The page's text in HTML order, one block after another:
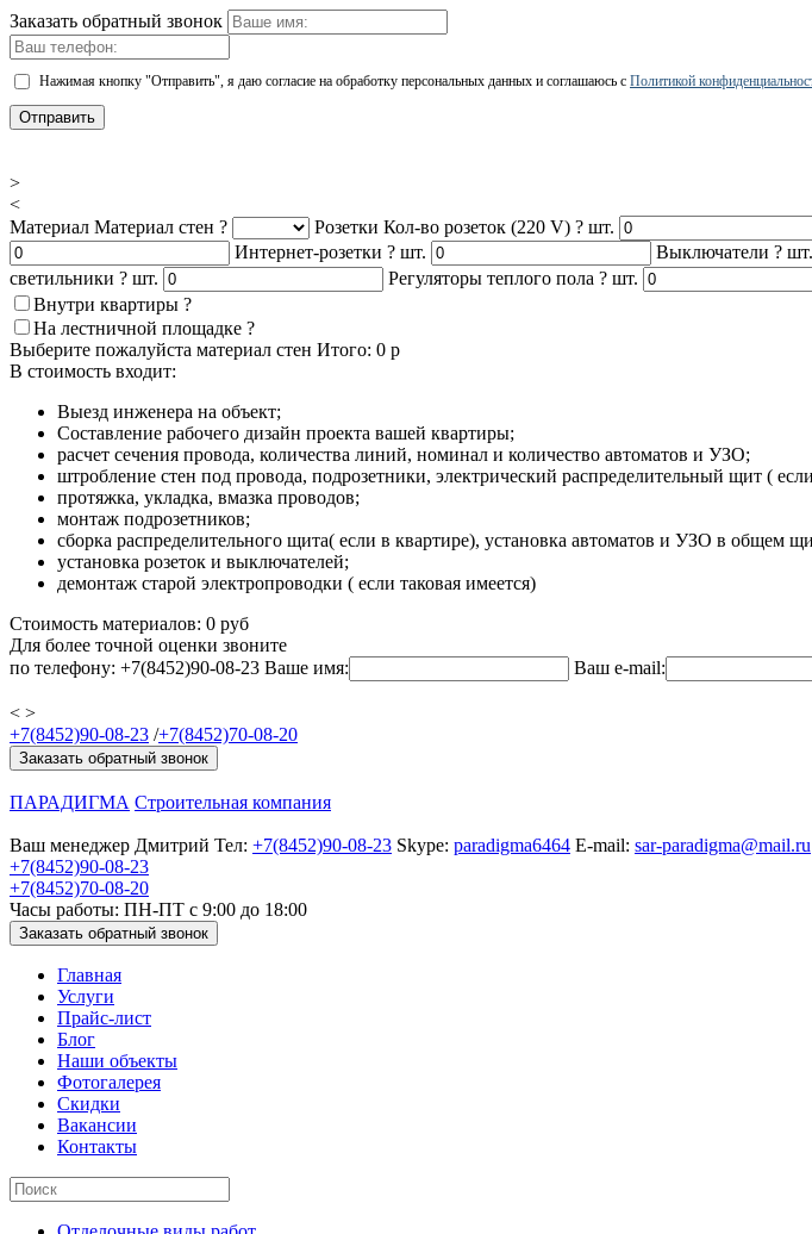
Заказать обратный звонок
Нажимая кнопку "Отправить", я даю согласие на обработку персональных данных и соглашаюсь с Политикой
Отправить
>
<
Материал Материал стен ? Розетки Кол-во розеток (220 V) ? шт.
Интернет-розетки ? шт. Выключатели ? шт.
светильники ? шт. Регуляторы теплого пола ? шт.
Внутри квартиры ?
На лестничной площадке ?
Выберите пожалуйста материал стен Итого: 0 р
В стоимость входит:
Выезд инженера на объект;
Составление рабочего дизайн проекта вашей квартиры;
расчет сечения провода, количества линий, номинал и количество автоматов и УЗО;
штробление стен под провода, подрозетники, электрический распределительный щит (
протяжка, укладка, вмазка проводов;
монтаж подрозетников;
сборка распределительного щита( если в квартире), установка автоматов и УЗО в общем
установка розеток и выключателей;
демонтаж старой электропроводки ( если таковая имеется)
Стоимость материалов: 0 руб
Для более точной оценки звоните
по телефону: +7(8452)90-08-23 Ваше имя: Ваш e-mail:
< >
+7(8452)90-08-23 /+7(8452)70-08-20
Заказать обратный звонок
ПАРАДИГМА Строительная компания
Ваш менеджер Дмитрий Тел: +7(8452)90-08-23 Skype: paradigma6464 E-mail: sar-paradigma@mail.ru
+7(8452)90-08-23
+7(8452)70-08-20
Часы работы: ПН-ПТ с 9:00 до 18:00
Заказать обратный звонок
Главная
Услуги
Прайс-лист
Блог
Наши объекты
Фотогалерея
Скидки
Вакансии
Контакты